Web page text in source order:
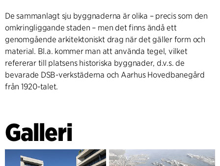
De sammanlagt sju byggnaderna är olika – precis som den
omkringliggande staden – men det finns ändå ett
genomgående arkitektoniskt drag när det gäller form och
material. Bl.a. kommer man att använda tegel, vilket
refererar till platsens historiska byggnader, d.v.s. de
bevarade DSB-verkstäderna och Aarhus Hovedbanegård
från 1920-talet.
Galleri